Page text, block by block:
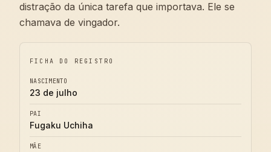
distração da única tarefa que importava. Ele se
chamava de vingador.
FICHA DO REGISTRO
NASCIMENTO
23 de julho
PAI
Fugaku Uchiha
MÃE